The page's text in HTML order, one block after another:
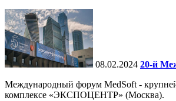
08.02.2024 20-й
Международный форум MedSoft -
комплексе «ЭКСПОЦЕНТР» (Москва).